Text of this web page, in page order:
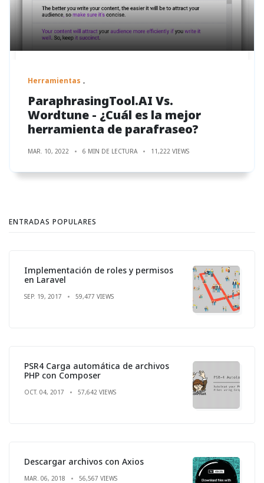
Herramientas
ParaphrasingTool.AI Vs.
Wordtune - ¿Cuál es la mejor
herramienta de parafraseo?
MAR. 10, 2022 6 MIN DE LECTURA 11,222 VIEWS
ENTRADAS POPULARES
Implementación de roles y permisos
en Laravel
SEP. 19, 2017 59,477 VIEWS
PSR4 Carga automática de archivos
PHP con Composer
OCT. 04, 2017 57,642 VIEWS
Descargar archivos con Axios
MAR. 06, 2018 56,567 VIEWS